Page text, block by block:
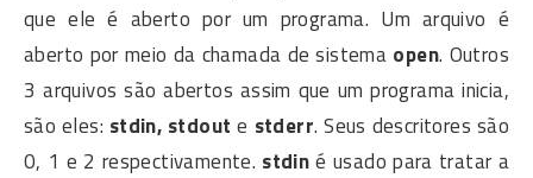
que ele é aberto por um programa. Um arquivo é
aberto por meio da chamada de sistema open. Outros
3 arquivos são abertos assim que um programa inicia,
são eles: stdin, stdout e stderr. Seus descritores são
0, 1 e 2 respectivamente. stdiné usado para tratar a